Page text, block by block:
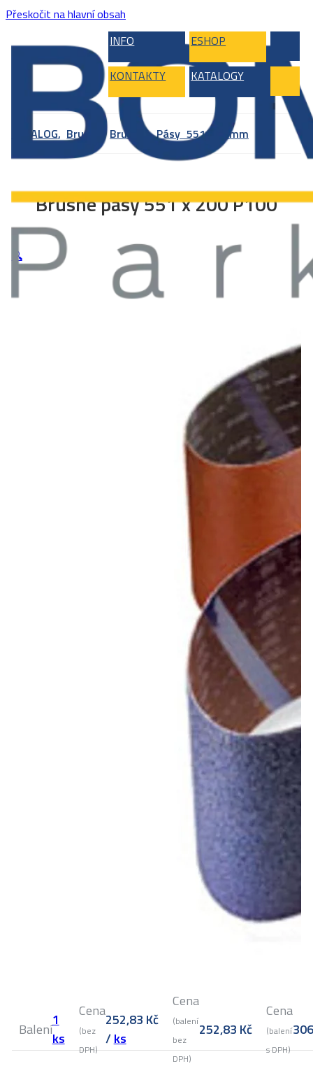
Přeskočit na hlavní obsah
INFO
ESHOP
KONTAKTY KATALOGY
KATALOG, Brusky ,Brusivo,Pásy 551x200mm
Brusné pásy 551 x 200 P100
🔍
Balení1
ks
Cena
(bez
DPH)
252,83 Kč
/ks
Cena
(balení
bez
DPH)
252,83 Kč
Cena
(balení
s DPH)